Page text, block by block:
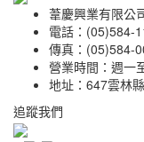
葦慶興業有限公
電話：(05)584-
傳真：(05)584-
營業時間：週一
地址：647雲林
追蹤我們